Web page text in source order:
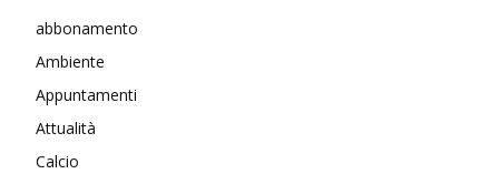
abbonamento
Ambiente
Appuntamenti
Attualità
Calcio